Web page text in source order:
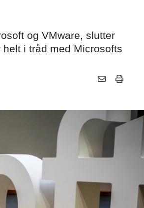
og VMware, slutter
i tråd med Microsofts